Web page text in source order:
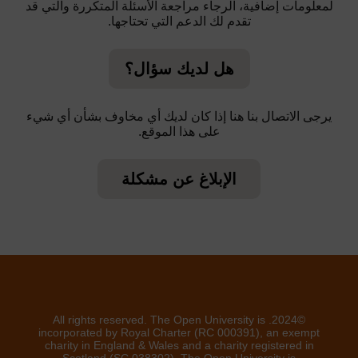
لمعلومات إضافية، الرجاء مراجعة الأسئلة المتكررة والتي قد
تقدم لك الدعم التي تحتاجها.
هل لديك سؤال؟
يرجى الاتصال بنا هنا إذا كان لديك أي مخاوف بشأن أي شيء
على هذا الموقع.
الإبلاغ عن مشكلة
©2024. All rights reserved. The Open University is
incorporated by Royal Charter (RC 000391), an exempt
charity in England & Wales and a charity registered in